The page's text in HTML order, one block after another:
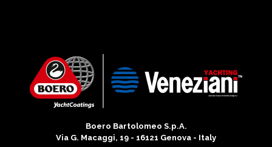
Boero Bartolomeo S.p.A.
Via G. Macaggi, 19 - 16121 Genova - Italy